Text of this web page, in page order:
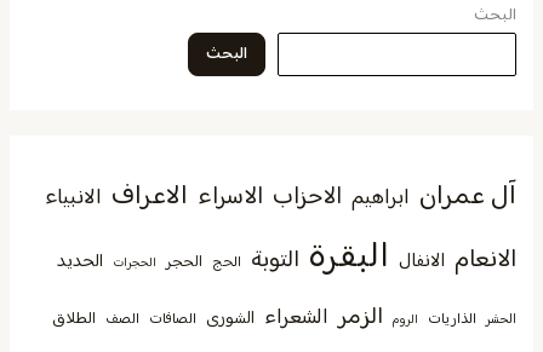
البحث
البحث
آل عمران ابراهيم الاحزاب الاسراء الاعراف الانبياء
الانعام الانفال البقرة التوبة الحج الحجر الحجرات الحديد
الحشر الذاريات الروم الزمر الشعراء الشورى الصافات الصف الطلاق